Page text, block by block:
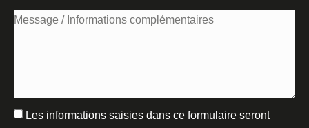
Les informations saisies dans ce formulaire seront